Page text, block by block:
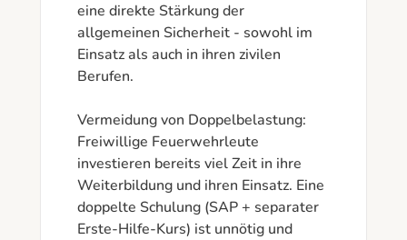
eine direkte Stärkung der
allgemeinen Sicherheit - sowohl im
Einsatz als auch in ihren zivilen
Berufen.
Vermeidung von Doppelbelastung:
Freiwillige Feuerwehrleute
investieren bereits viel Zeit in ihre
Weiterbildung und ihren Einsatz. Eine
doppelte Schulung (SAP + separater
Erste-Hilfe-Kurs) ist unnötig und